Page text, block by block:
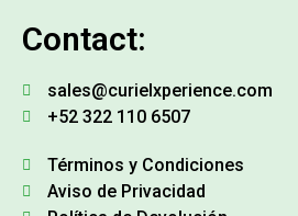
Contact:
sales@curielxperience.com
+52 322 110 6507
Términos y Condiciones
Aviso de Privacidad